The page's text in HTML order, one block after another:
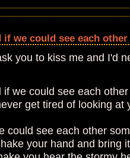
if we could see each
you to kiss me and I'd
if we could see each
get tired of looking at
could see each other
your hand and bring